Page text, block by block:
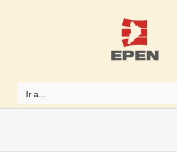
Ir a...